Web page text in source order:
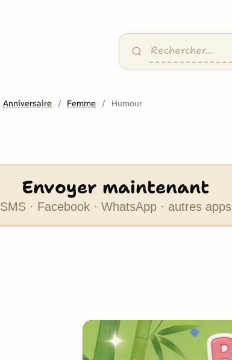
Anniversaire Femme Humour
Envoyer maintenant
SMS · Facebook · WhatsApp · autres apps